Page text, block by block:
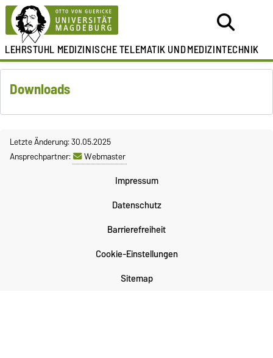
LEHRSTUHL MEDIZINISCHE TELEMATIK UNDMEDIZINTECHNIK
Downloads
Letzte Änderung: 30.05.2025
Ansprechpartner:
Webmaster
Impressum
Datenschutz
Barrierefreiheit
Cookie-Einstellungen
Sitemap